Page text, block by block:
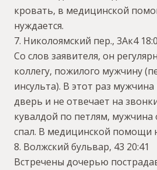
кровать, в медицинской
нуждается.
7. Николоямский пер., 3Ак4
Со слов заявителя, он
коллегу, пожилого мужчину
инсульта). В этот раз
дверь и не отвечает на
кувалдой по петлям,
спал. В медицинской помощи
8. Волжский бульвар, 43 20:41
Встречены дочерью